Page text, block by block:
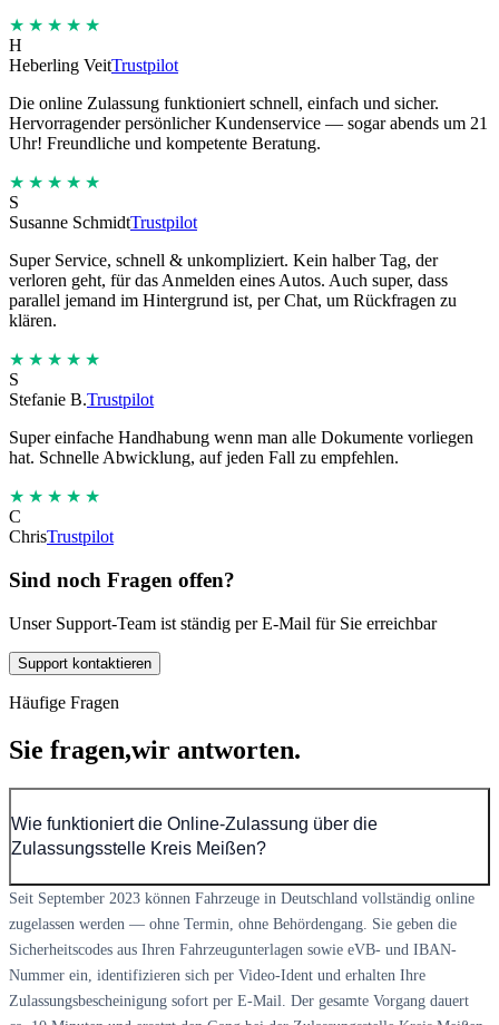
★★★★★
H
Heberling VeitTrustpilot
Die online Zulassung funktioniert schnell, einfach und sicher.
Hervorragender persönlicher Kundenservice — sogar abends um 21
Uhr! Freundliche und kompetente Beratung.
★★★★★
S
Susanne SchmidtTrustpilot
Super Service, schnell & unkompliziert. Kein halber Tag, der
verloren geht, für das Anmelden eines Autos. Auch super, dass
parallel jemand im Hintergrund ist, per Chat, um Rückfragen zu
klären.
★★★★★
S
Stefanie B.Trustpilot
Super einfache Handhabung wenn man alle Dokumente vorliegen
hat. Schnelle Abwicklung, auf jeden Fall zu empfehlen.
★★★★★
C
ChrisTrustpilot
Sind noch Fragen offen?
Unser Support-Team ist ständig per E-Mail für Sie erreichbar
Support kontaktieren
Häufige Fragen
Sie fragen,wir antworten.
Wie funktioniert die Online-Zulassung über die
Zulassungsstelle Kreis Meißen?
Seit September 2023 können Fahrzeuge in Deutschland vollständig online
zugelassen werden — ohne Termin, ohne Behördengang. Sie geben die
Sicherheitscodes aus Ihren Fahrzeugunterlagen sowie eVB- und IBAN-
Nummer ein, identifizieren sich per Video-Ident und erhalten Ihre
Zulassungsbescheinigung sofort per E-Mail. Der gesamte Vorgang dauert